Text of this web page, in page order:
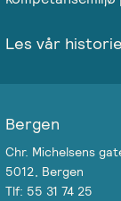
Les vår historie
Bergen
Chr. Michelsens
5012, Bergen
Tlf: 55 31 74 25